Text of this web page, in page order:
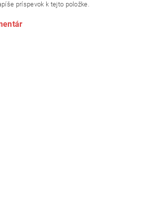
príspevok k tejto položke.